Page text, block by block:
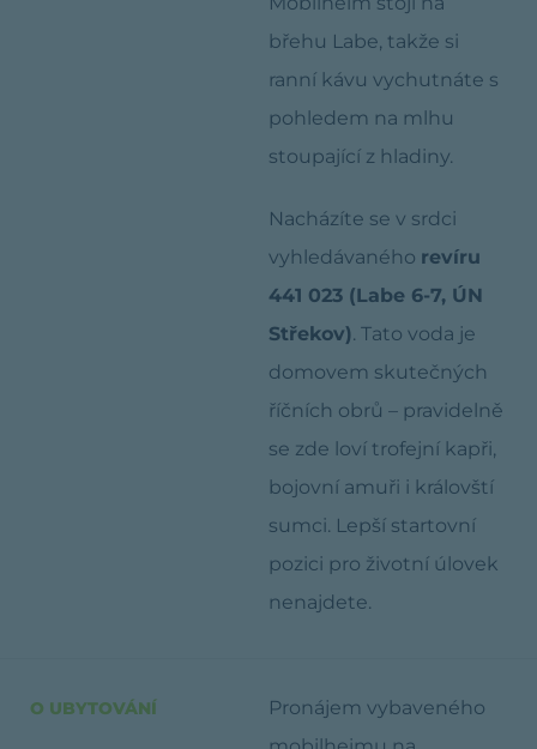
břehu Labe, takže si
ranní kávu vychutnáte s
pohledem na mlhu
stoupající z hladiny.
Nacházíte se v srdci
vyhledávaného revíru
441 023 (Labe 6-7, ÚN
Střekov). Tato voda je
domovem skutečných
říčních obrů – pravidelně
se zde loví trofejní kapři,
bojovní amuři i královští
sumci. Lepší startovní
pozici pro životní úlovek
nenajdete.
O UBYTOVÁNÍ
Pronájem vybaveného